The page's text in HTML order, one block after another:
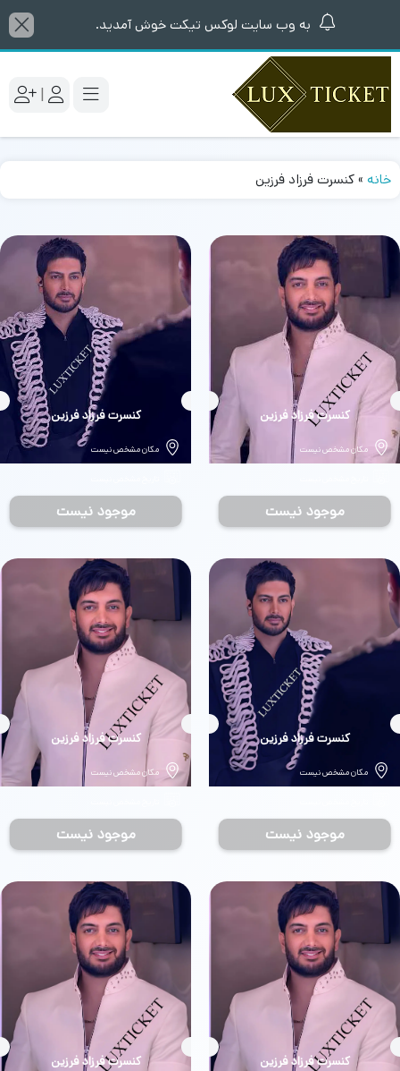
به وب سایت لوکس تیکت خوش آمدید.
|
خانه »کنسرت فرزاد فرزین
بلیط
کنسرت فرزاد فرزین
مکان مشخص نیست
موجود نیست
بلیط
کنسرت فرزاد فرزین
مکان مشخص نیست
موجود نیست
بلیط
کنسرت فرزاد فرزین
مکان مشخص نیست
موجود نیست
بلیط
کنسرت فرزاد فرزین
مکان مشخص نیست
موجود نیست
بلیط
کنسرت فرزاد فرزین بلیط
کنسرت فرزاد فرزین